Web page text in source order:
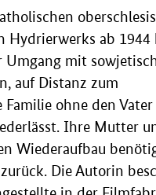
Hydrierwerks ab 1944
mit
auf Distanz zum
ohne den Vater
Ihre Mutter
Wiederaufbau
Die Autorin